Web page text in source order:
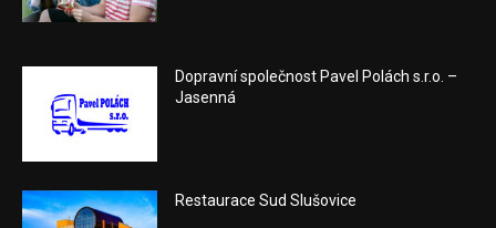
Dopravní společnost Pavel Polách s.r.o. –
Jasenná
Restaurace Sud Slušovice